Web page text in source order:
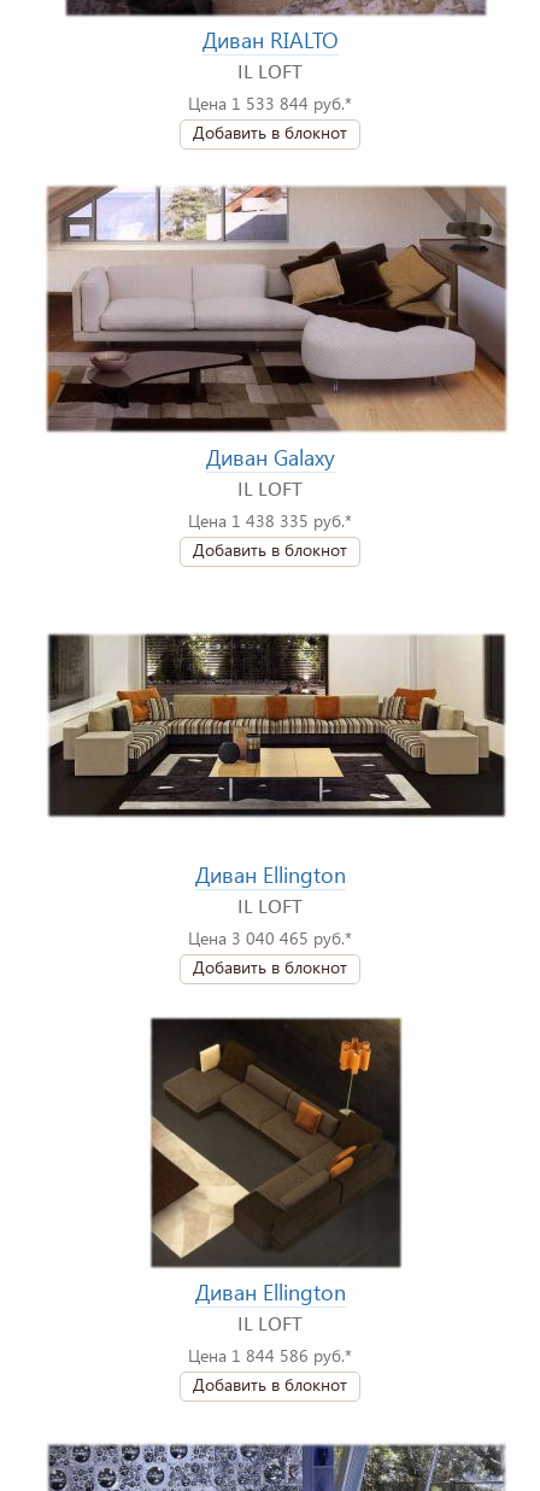
Диван RIALTO
IL LOFT
Цена 1 533 844 руб.*
Добавить в блокнот
Диван Galaxy
IL LOFT
Цена 1 438 335 руб.*
Добавить в блокнот
Диван Ellington
IL LOFT
Цена 3 040 465 руб.*
Добавить в блокнот
Диван Ellington
IL LOFT
Цена 1 844 586 руб.*
Добавить в блокнот